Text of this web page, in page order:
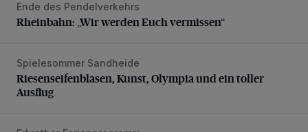
Rheinbahn: „Wir werden Euch vermissen“
Ende des Pendelverkehrs
Rheinbahn: „Wir werden Euch vermissen“
Riesenseifenblasen, Kunst, Olympia und ein toller Ausflug
Spielesommer Sandheide
Riesenseifenblasen, Kunst, Olympia und ein toller
Ausflug